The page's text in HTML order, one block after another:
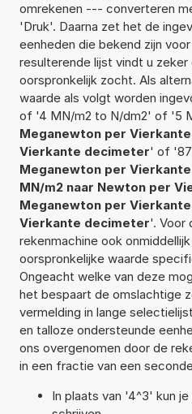
omrekenen --- converteren
'Druk'. Daarna zet het de
eenheden die bekend zijn
resulterende lijst vindt u
oorspronkelijk zocht. Als
waarde als volgt worden
of '4 MN/m2 to N/dm2' of '5
Meganewton per
Vierkante decimeter' of '87
Meganewton per
MN/m2 naar Newton per
Meganewton per
Vierkante decimeter'. Voor
rekenmachine ook
oorspronkelijke waarde
Ongeacht welke van deze
het bespaart de omslachtige
vermelding in lange
en talloze ondersteunde
ons overgenomen door de
in een fractie van een
In plaats van '4^3' kun